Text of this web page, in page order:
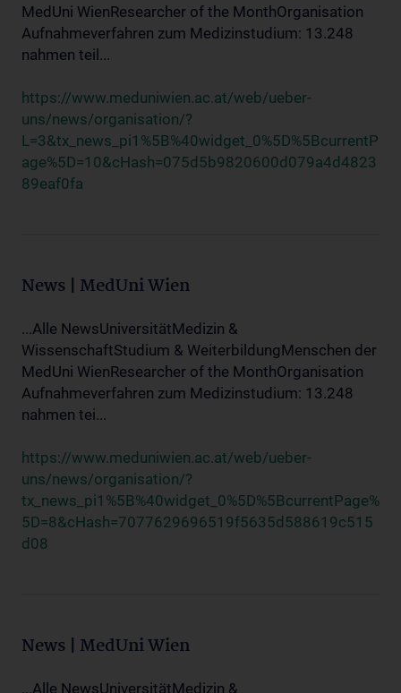
MedUni WienResearcher of the MonthOrganisation
Aufnahmeverfahren zum Medizinstudium: 13.248
nahmen teil...
https://www.meduniwien.ac.at/web/ueber-
uns/news/organisation/?
L=3&tx_news_pi1%5B%40widget_0%5D%5BcurrentP
age%5D=10&cHash=075d5b9820600d079a4d4823
89eaf0fa
News | MedUni Wien
...Alle NewsUniversitätMedizin &
WissenschaftStudium & WeiterbildungMenschen der
MedUni WienResearcher of the MonthOrganisation
Aufnahmeverfahren zum Medizinstudium: 13.248
nahmen tei...
https://www.meduniwien.ac.at/web/ueber-
uns/news/organisation/?
tx_news_pi1%5B%40widget_0%5D%5BcurrentPage%
5D=8&cHash=7077629696519f5635d588619c515
d08
News | MedUni Wien
...Alle NewsUniversitätMedizin &